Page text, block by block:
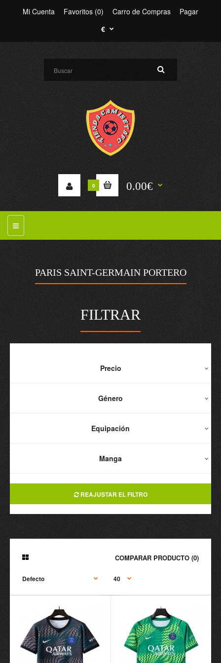
Mi Cuenta Favoritos (0) Carro de Compras
Pagar
€
0 0.00€
PARIS SAINT-GERMAIN PORTERO
FILTRAR
Precio
Género
Equipación
Manga
REAJUSTAR EL FILTRO
COMPARAR PRODUCTO (0)